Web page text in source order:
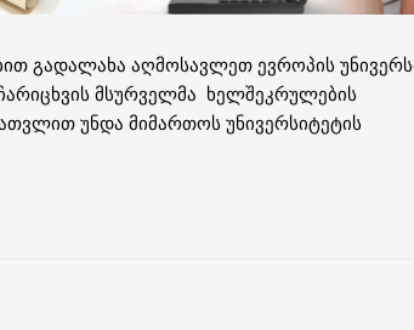
გადალახა აღმოსავლეთ ევროპის
მსურველმა ხელშეკრულების
უნდა მიმართოს უნივერსიტეტის